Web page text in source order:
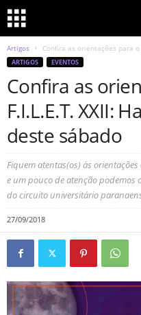
Artigos Confira as orientações para
ARTIGOS EVENTOS
Confira as
F.I.L.E.T. XXII:
deste sábado
Fiquem atentas(os) às
e um pouco de atenção
do circuito universitário
27/09/2018